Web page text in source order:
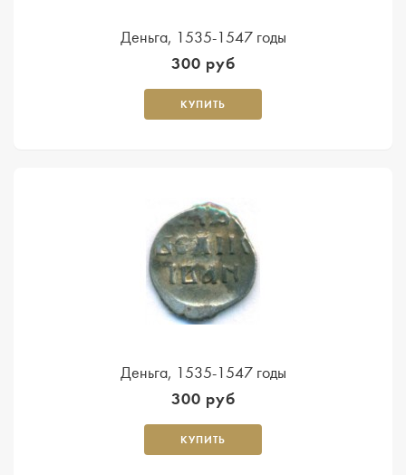
Деньга, 1535-1547 годы
300 руб
КУПИТЬ
Деньга, 1535-1547 годы
300 руб
КУПИТЬ